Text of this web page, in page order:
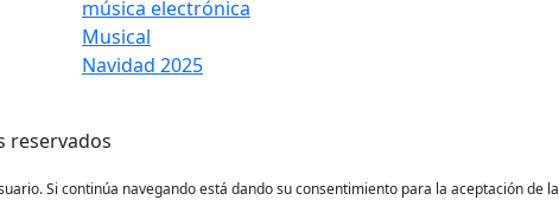
música electrónica
Musical
Navidad 2025
reservados
Si continúa navegando está dando su consentimiento para la aceptación de